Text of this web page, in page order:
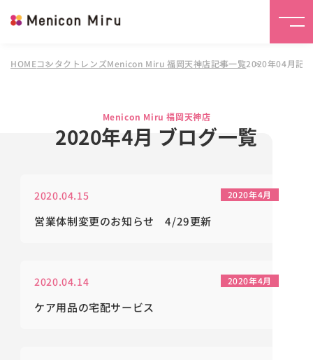
HOMEコンタクトレンズMenicon Miru 福岡天神店記事一覧2020年04月記
Menicon Miru 福岡天神店
2020年4月 ブログ一覧
2020.04.15 2020年4月
営業体制変更のお知らせ 4/29更新
2020.04.14 2020年4月
ケア用品の宅配サービス